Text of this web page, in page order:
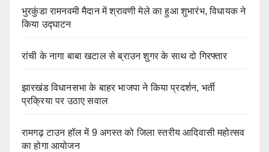
भुरकुंडा रामनवमी मैदान में श्रावणी मेले का हुआ शुभारंभ, विधायक ने
किया उद्घाटन
रांची के नागा बाबा खटाल से ब्राउन शुगर के साथ दो गिरफ्तार
झारखंड विधानसभा के बाहर भाजपा ने किया प्रदर्शन, भर्ती
प्रक्रिया पर उठाए सवाल
रामगढ़ टाउन हॉल में 9 अगस्त को जिला स्तरीय आदिवासी महोत्सव
का होगा आयोजन